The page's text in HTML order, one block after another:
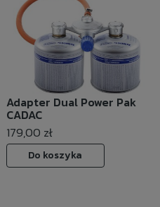
Adapter Dual Power Pak
CADAC
179,00 zł
Do koszyka